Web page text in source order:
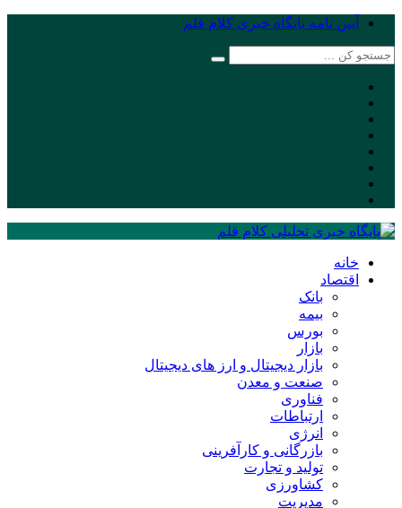
آیین نامه پایگاه خبری کلام قلم
خانه
اقتصاد
بانک
بیمه
بورس
بازار
بازار دیجیتال و ارز های دیجیتال
صنعت و معدن
فناوری
ارتباطات
انرژی
بازرگانی و کارآفرینی
تولید و تجارت
کشاورزی
مدیریت